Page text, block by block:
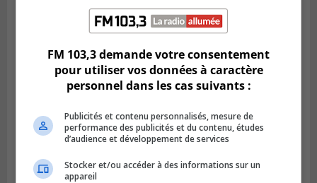
VIEUX-LONGUEUIL
Publié le 3 août 2026 à 14h47
Longueuil
FM 103,3 demande votre consentement
pour utiliser vos données à caractère
personnel dans les cas suivants :
Publicités et contenu personnalisés, mesure de
performance des publicités et du contenu, études
d’audience et développement de services
Stocker et/ou accéder à des informations sur un
appareil